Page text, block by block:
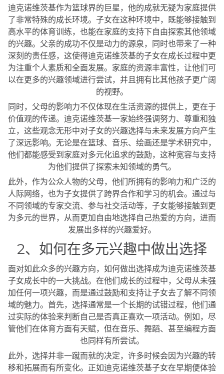
迪克诺维茨基作为篮球界的巨星，他的成就无疑为家庭提供
了非常特殊的成长环境。子女在这种环境中，既能够接触到
高水平的体育训练，也能在家庭的支持下自由探索其他领域
的兴趣。父亲的成功不仅是动力的源泉，同时也带来了一种
深刻的责任感，这使得迪克诺维茨基的子女在成长过程中更
为注重个人素质和全面发展。家庭的资源丰富性，让他们可
以在更多的兴趣领域进行尝试，并且拥有比其他孩子更广阔
的视野。
同时，父母的影响力不仅体现在生活资源的提供上，更在于
价值观的传递。迪克诺维茨基一家始终强调努力、尊重和独
立，这些观念无形中对子女的兴趣选择与未来发展方向产生
了深远影响。无论是在篮球、音乐、绘画还是学术研究中，
他们都能感受到家庭对多元化追求的鼓励，这种宽容与支持
为他们提供了探索未知领域的勇气。
此外，作为公众人物的父母，他们所拥有的影响力和广泛的
人际网络，也为子女提供了跨界合作和学习的机会。通过与
不同领域的专家交流、参与社交活动等，子女能够接触到更
为多元的世界，从而更加自由地选择自己热爱的方向，进而
发展出多样的兴趣爱好。
2、如何在多元兴趣中做出选择
面对如此众多的兴趣方向，如何做出选择成为迪克诺维茨基
子女成长中的一大挑战。在他们成长的过程中，父母从未强
加任何一项兴趣，而是通过鼓励和支持让子女去了解不同领
域的魅力。首先，选择通常是一个长期的试错过程，他们通
过实际的体验来判断自己是否真正喜欢一项活动。例如，尽
管他们在体育方面有天赋，但在音乐、舞蹈、甚至编程方面
也同样有所尝试。
此外，选择并非一蹴而就的决定，许多时候会因为兴趣的转
移和拓展而有所变化。正如迪克诺维茨基子女在早期便体验